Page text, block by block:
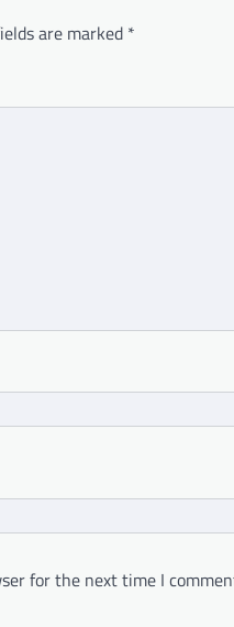
are marked *
for the next time I